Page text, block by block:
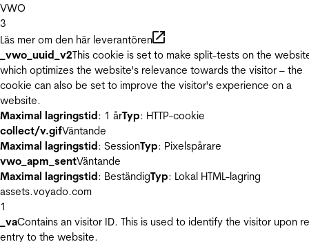
VWO
3
Läs mer om den här leverantören
_vwo_uuid_v2This cookie is set to make split-tests on the
which optimizes the website's relevance towards the visitor – the
cookie can also be set to improve the visitor's experience on a
website.
Maximal lagringstid: 1 årTyp: HTTP-cookie
collect/v.gifVäntande
Maximal lagringstid: SessionTyp: Pixelspårare
vwo_apm_sentVäntande
Maximal lagringstid: BeständigTyp: Lokal HTML-lagring
assets.voyado.com
1
_vaContains an visitor ID. This is used to identify the visitor upon
entry to the website.